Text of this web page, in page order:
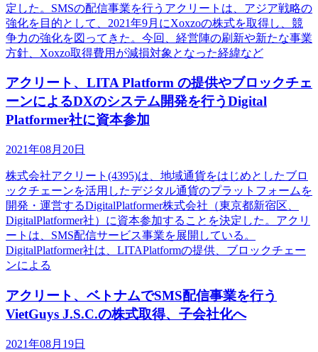
定した。SMSの配信事業を行うアクリートは、アジア戦略の
強化を目的として、2021年9月にXoxzoの株式を取得し、競
争力の強化を図ってきた。今回、経営陣の刷新や新たな事業
方針、Xoxzo取得費用が減損対象となった経緯など
アクリート、LITA Platform の提供やブロックチェ
ーンによるDXのシステム開発を行うDigital
Platformer社に資本参加
2021年08月20日
株式会社アクリート(4395)は、地域通貨をはじめとしたブロ
ックチェーンを活用したデジタル通貨のプラットフォームを
開発・運営するDigitalPlatformer株式会社（東京都新宿区、
DigitalPlatformer社）に資本参加することを決定した。アクリ
ートは、SMS配信サービス事業を展開している。
DigitalPlatformer社は、LITAPlatformの提供、ブロックチェー
ンによる
アクリート、ベトナムでSMS配信事業を行う
VietGuys J.S.C.の株式取得、子会社化へ
2021年08月19日